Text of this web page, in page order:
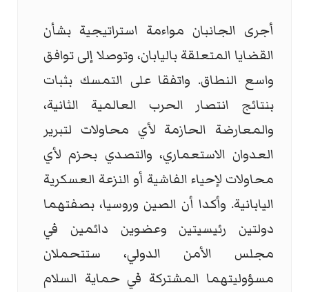
أجرى الجانبان مواءمة استراتيجية بشأن
القضايا المتعلقة باليابان، وتوصلا إلى توافق
واسع النطاق. واتفقا على التمسك بثبات
بنتائج انتصار الحرب العالمية الثانية،
والمعارضة الحازمة لأي محاولات لتبرير
العدوان الاستعماري، والتصدي بحزم لأي
محاولات لإحياء الفاشية أو النزعة العسكرية
اليابانية. وأكدا أن الصين وروسيا، بصفتهما
دولتين رئيسيتين وعضوين دائمين في
مجلس الأمن الدولي، ستتحملان
مسؤوليتهما المشتركة في حماية السلام